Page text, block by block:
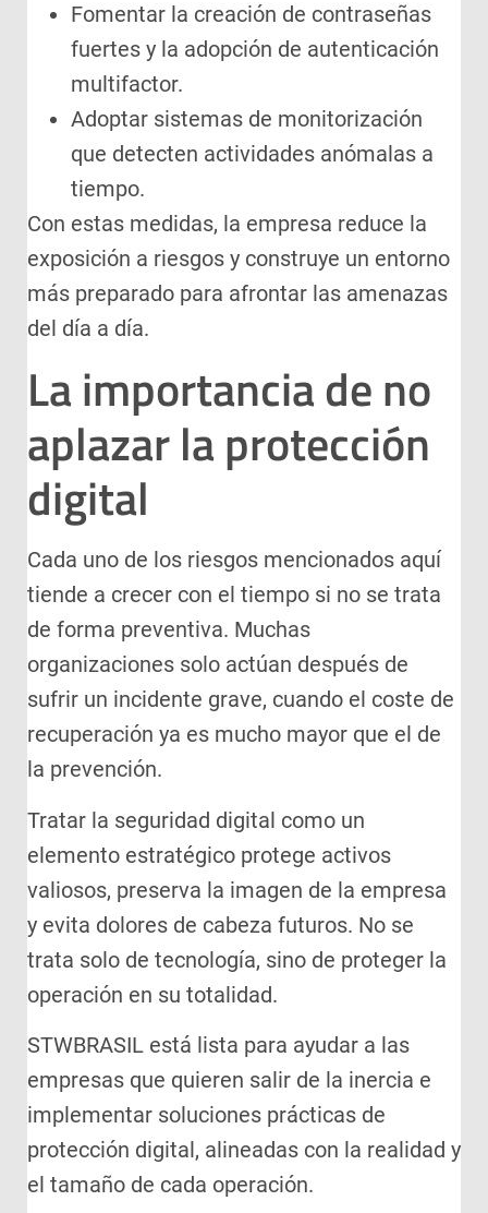
Fomentar la creación de contraseñas
fuertes y la adopción de autenticación
multifactor.
Adoptar sistemas de monitorización
que detecten actividades anómalas a
tiempo.
Con estas medidas, la empresa reduce la
exposición a riesgos y construye un entorno
más preparado para afrontar las amenazas
del día a día.
La importancia de no
aplazar la protección
digital
Cada uno de los riesgos mencionados aquí
tiende a crecer con el tiempo si no se trata
de forma preventiva. Muchas
organizaciones solo actúan después de
sufrir un incidente grave, cuando el coste de
recuperación ya es mucho mayor que el de
la prevención.
Tratar la seguridad digital como un
elemento estratégico protege activos
valiosos, preserva la imagen de la empresa
y evita dolores de cabeza futuros. No se
trata solo de tecnología, sino de proteger la
operación en su totalidad.
STWBRASIL está lista para ayudar a las
empresas que quieren salir de la inercia e
implementar soluciones prácticas de
protección digital, alineadas con la realidad y
el tamaño de cada operación.